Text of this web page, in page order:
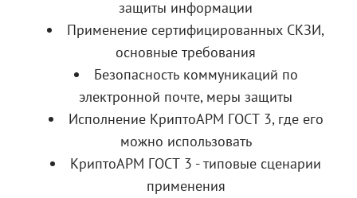
защиты информации
Применение сертифицированных СКЗИ,
основные требования
Безопасность коммуникаций по
электронной почте, меры защиты
Исполнение КриптоАРМ ГОСТ 3, где его
можно использовать
КриптоАРМ ГОСТ 3 - типовые сценарии
применения